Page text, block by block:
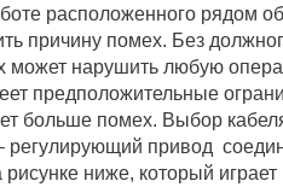
расположенного рядом
причину помех. Без
может нарушить любую
предположительные
больше помех. Выбор
регулирующий привод
рисунке ниже, который